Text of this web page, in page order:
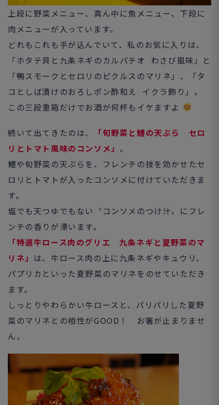
上段に野菜メニュー、真ん中に魚メニュー、下段に
肉メニューが入っています。
どれもこれも手が込んでいて、私のお気に入りは、
「ホタテ貝と九条ネギのカルパチオ わさび風味」と
「鴨スモークとセロリのピクルスのマリネ」、「タ
コとしば漬けのおろしポン酢和え イクラ飾り」。
この三段重箱だけでお酒が何杯もイケますよ
続いて出てきたのは、
「旬野菜と鱧の天ぷら セロ
リとトマト風味のコンソメ」 。
鱧や旬野菜の天ぷらを、フレンチの技を効かせたセ
ロリとトマトが入ったコンソメに付けていただきま
す。
塩でも天つゆでもない〝コンソメのつけ汁〟にフレ
ンチの香りが漂います。
「特選牛ロース肉のグリエ 九条ネギと夏野菜のマ
リネ」 は、牛ロース肉の上に九条ネギやキュウリ、
パプリカといった夏野菜のマリネをのせていただき
ます。
しっとりやわらかい牛ロースと、パリパリした夏野
菜のマリネとの相性がGOOD！ お箸が止まりませ
ん。